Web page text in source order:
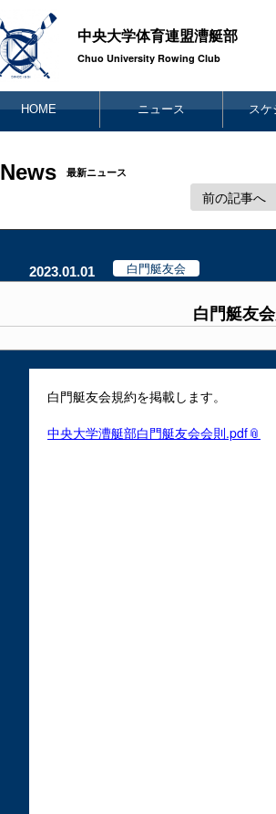
中央大学体育連盟漕艇部
Chuo University Rowing Club
HOME ニュース スケ
News 最新ニュース
前の記事へ
2023.01.01 白門艇友会
白門艇友
白門艇友会規約を掲載します。
中央大学漕艇部白門艇友会会則.pdf